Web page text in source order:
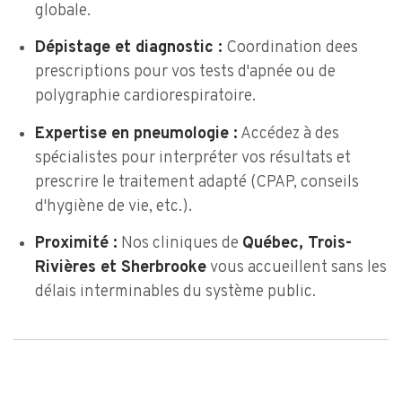
globale.
Dépistage et diagnostic : Coordination dees
prescriptions pour vos tests d'apnée ou de
polygraphie cardiorespiratoire.
Expertise en pneumologie : Accédez à des
spécialistes pour interpréter vos résultats et
prescrire le traitement adapté (CPAP, conseils
d'hygiène de vie, etc.).
Proximité : Nos cliniques de Québec, Trois-
Rivières et Sherbrooke vous accueillent sans les
délais interminables du système public.